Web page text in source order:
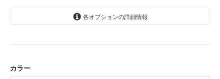
各オプションの詳細情報
カラー